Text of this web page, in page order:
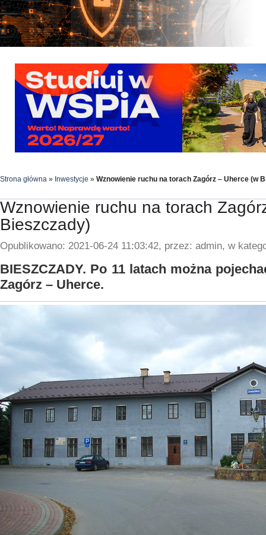
Strona główna » Inwestycje » Wznowienie ruchu na torach Zagórz – Uherce (w
Wznowienie ruchu na torach
Bieszczady)
Opublikowano: 2021-06-24 11:03:42, przez: admin, w
BIESZCZADY. Po 11 latach można
Zagórz – Uherce.